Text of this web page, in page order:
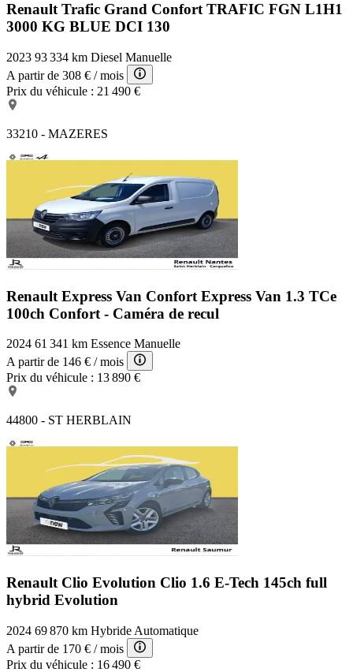
Renault Trafic Grand Confort TRAFIC FGN L1H1
3000 KG BLUE DCI 130
2023 93 334 km Diesel Manuelle
A partir de 308 € / mois
Prix du véhicule : 21 490 €
33210 - MAZERES
Renault Express Van Confort Express Van 1.3 TCe
100ch Confort - Caméra de recul
2024 61 341 km Essence Manuelle
A partir de 146 € / mois
Prix du véhicule : 13 890 €
44800 - ST HERBLAIN
Renault Clio Evolution Clio 1.6 E-Tech 145ch full
hybrid Evolution
2024 69 870 km Hybride Automatique
A partir de 170 € / mois
Prix du véhicule : 16 490 €